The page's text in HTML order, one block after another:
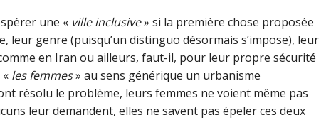
une « ville inclusive» si la première chose proposée
leur genre (puisqu’un distinguo désormais s’impose), leur
en Iran ou ailleurs, faut-il, pour leur propre sécurité
les femmes» au sens générique un urbanisme
résolu le problème, leurs femmes ne voient même pas
leur demandent, elles ne savent pas épeler ces deux